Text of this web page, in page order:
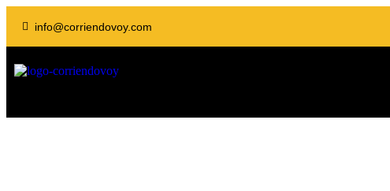
info@corriendovoy.com